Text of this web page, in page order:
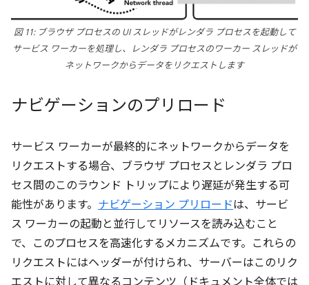
図 11: ブラウザ プロセスの UI スレッドがレンダラ プロセスを起動して
サービス ワーカーを処理し、レンダラ プロセスのワーカー スレッドが
ネットワークからデータをリクエストします
ナビゲーションのプリロード
サービス ワーカーが最終的にネットワークからデータを
リクエストする場合、ブラウザ プロセスとレンダラ プロ
セス間のこのラウンド トリップにより遅延が発生する可
能性があります。 ナビゲーション プリロードは、サービ
ス ワーカーの起動と並行してリソースを読み込むこと
で、このプロセスを高速化するメカニズムです。これらの
リクエストにはヘッダーが付けられ、サーバーはこのリク
エストに対して異なるコンテンツ（ドキュメント全体では